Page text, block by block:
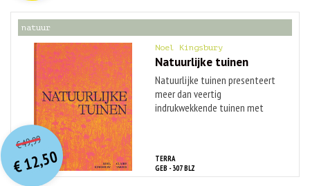
TERRA
GEB - 307 BLZ
natuur
Noel Kingsbury
Natuurlijke tuinen
Natuurlijke tuinen presenteert
meer dan veertig
indrukwekkende tuinen met
€49,99O
orspr
onkelijke
prijs
was:
€ 49,99.
€12,50
Huidige
prijs
is:€ 12,50.